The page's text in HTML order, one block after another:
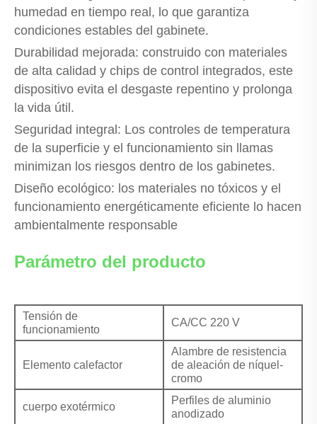
humedad en tiempo real, lo que garantiza
condiciones estables del gabinete.
Durabilidad mejorada: construido con materiales
de alta calidad y chips de control integrados, este
dispositivo evita el desgaste repentino y prolonga
la vida útil.
Seguridad integral: Los controles de temperatura
de la superficie y el funcionamiento sin llamas
minimizan los riesgos dentro de los gabinetes.
Diseño ecológico: los materiales no tóxicos y el
funcionamiento energéticamente eficiente lo hacen
ambientalmente responsable
Parámetro del producto
Tensión de
funcionamiento
CA/CC 220 V
Elemento calefactor
Alambre de resistencia
de aleación de níquel-
cromo
cuerpo exotérmico
Perfiles de aluminio
anodizado